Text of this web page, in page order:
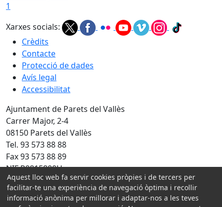
1
Xarxes socials:
Crèdits
Contacte
Protecció de dades
Avís legal
Accessibilitat
Ajuntament de Parets del Vallès
Carrer Major, 2-4
08150 Parets del Vallès
Tel. 93 573 88 88
Fax 93 573 88 89
NIF P0815800H
Amb la col·laboració de:
Aquest lloc web fa servir cookies pròpies i de tercers per
facilitar-te una experiència de navegació òptima i recollir
informació anònima per millorar i adaptar-nos a les teves